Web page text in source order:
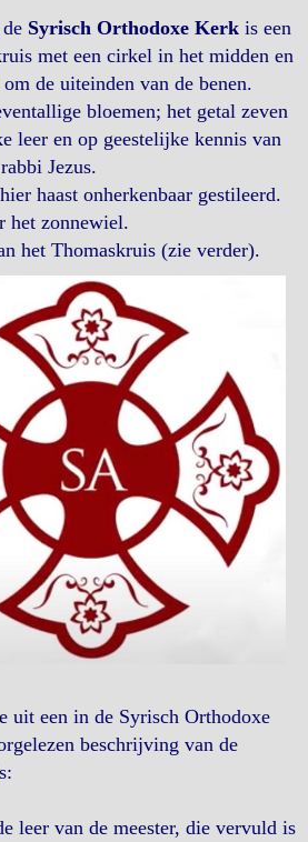
Syrisch Orthodoxe Kerk is een
met een cirkel in het midden en
de uiteinden van de benen.
bloemen; het getal zeven
leer en op geestelijke kennis van
Jezus.
haast onherkenbaar gestileerd.
het zonnewiel.
het Thomaskruis (zie verder).
uit een in de Syrisch Orthodoxe
beschrijving van de
leer van de meester, die vervuld is